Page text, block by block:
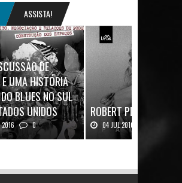
ASSISTA!
DE
UMA HISTÓRIA
BLUES NO SUL
UNIDOS
0
ótima oportunidade de
ROBERT PLANT: UMA
04 JUL 2016
Robert Plant, o vocalista do